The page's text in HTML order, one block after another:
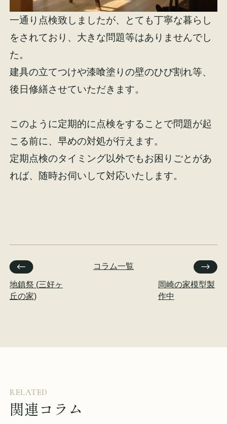
一通り点検致しましたが、とても丁寧な暮らし
をされており、大きな問題等はありませんでし
た。
建具の立てつけや漆喰塗りの壁のひび割れ等、
後日修繕させていただきます。
このように定期的に点検をすることで問題が起
こる前に、早めの対処が行えます。
定期点検のタイミング以外でもお困りごとがあ
れば、随時お伺いして対応いたします。
地鎮祭 (三好ヶ
丘の家)
コラム一覧
岡崎の家模型製
作中
RELATED
関連コラム